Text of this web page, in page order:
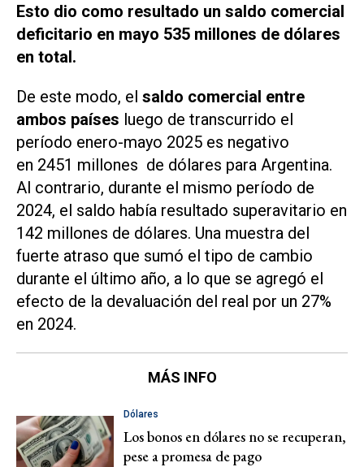
Esto dio como resultado un saldo comercial
deficitario en mayo 535 millones de dólares
en total.
De este modo, el saldo comercial entre
ambos países luego de transcurrido el
período enero-mayo 2025 es negativo
en 2451 millones de dólares para Argentina.
Al contrario, durante el mismo período de
2024, el saldo había resultado superavitario en
142 millones de dólares. Una muestra del
fuerte atraso que sumó el tipo de cambio
durante el último año, a lo que se agregó el
efecto de la devaluación del real por un 27%
en 2024.
MÁS INFO
Dólares
Los bonos en dólares no se recuperan,
pese a promesa de pago